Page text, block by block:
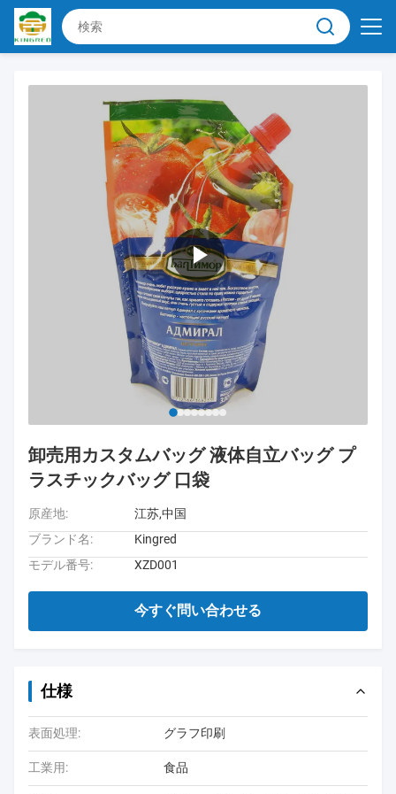
卸売用カスタムバッグ 液体自立バッグ プ
ラスチックバッグ 口袋
原産地:
江苏,中国
ブランド名:
Kingred
モデル番号:
XZD001
今すぐ問い合わせる
仕様
表面処理: グラフ印刷
工業用: 食品